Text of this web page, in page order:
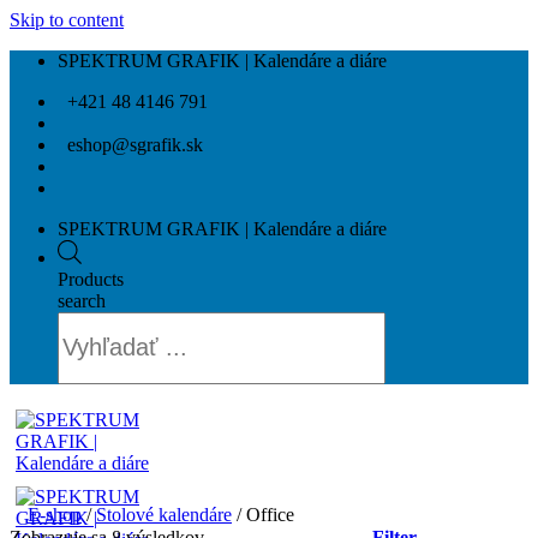
Skip to content
SPEKTRUM GRAFIK | Kalendáre a diáre
+421 48 4146 791
eshop@sgrafik.sk
SPEKTRUM GRAFIK | Kalendáre a diáre
Products
search
E-shop / Stolové kalendáre /Office